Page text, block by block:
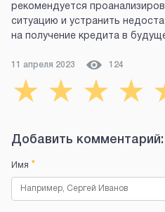
рекомендуется
ситуацию и устранить
на получение кредита в
11 апреля 2023 124
★ ★ ★ ★
Добавить комментарий:
Имя *